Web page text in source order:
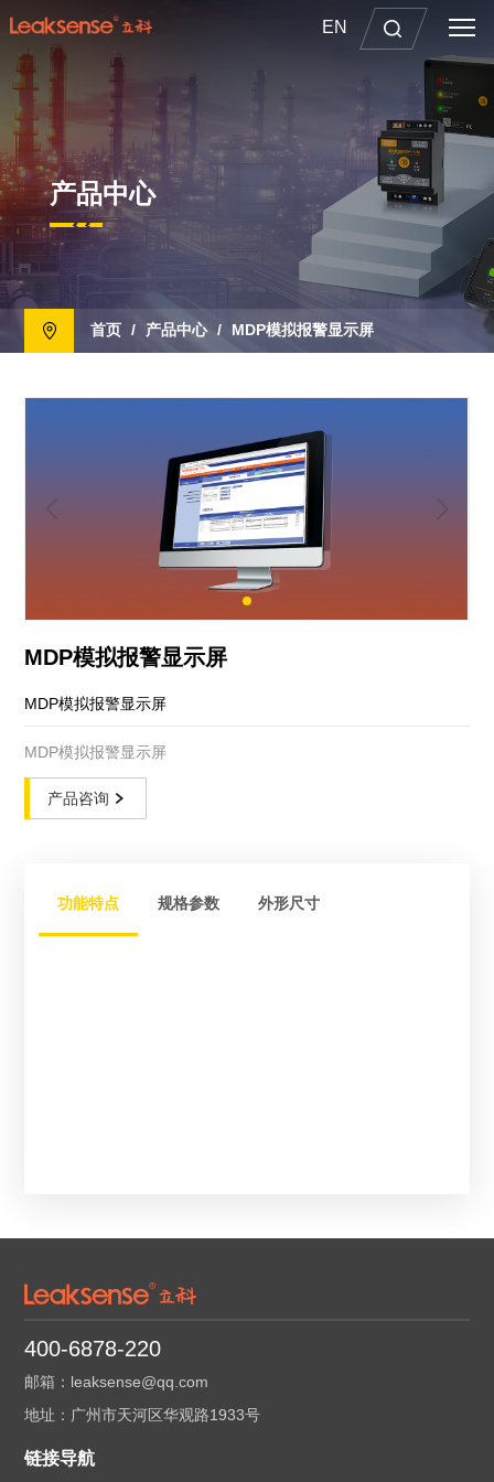
EN
产品中心
首页 / 产品中心 / MDP模拟报警显示屏
MDP模拟报警显示屏
MDP模拟报警显示屏
MDP模拟报警显示屏
产品咨询
功能特点 规格参数 外形尺寸
400-6878-220
邮箱：leaksense@qq.com
地址：广州市天河区华观路1933号
链接导航